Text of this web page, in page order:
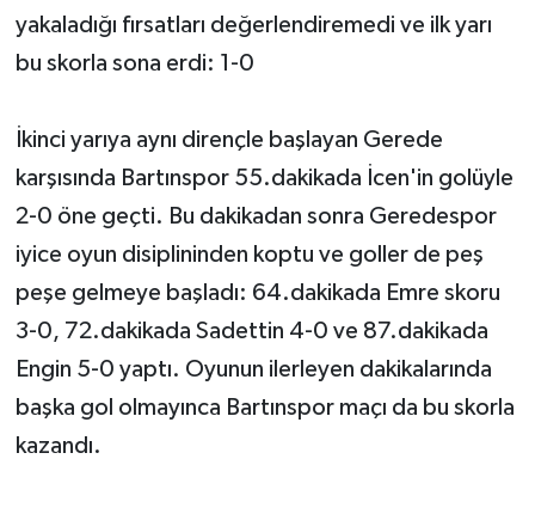
yakaladığı fırsatları değerlendiremedi ve ilk yarı
bu skorla sona erdi: 1-0
İkinci yarıya aynı dirençle başlayan Gerede
karşısında Bartınspor 55.dakikada İcen'in golüyle
2-0 öne geçti. Bu dakikadan sonra Geredespor
iyice oyun disiplininden koptu ve goller de peş
peşe gelmeye başladı: 64.dakikada Emre skoru
3-0, 72.dakikada Sadettin 4-0 ve 87.dakikada
Engin 5-0 yaptı. Oyunun ilerleyen dakikalarında
başka gol olmayınca Bartınspor maçı da bu skorla
kazandı.